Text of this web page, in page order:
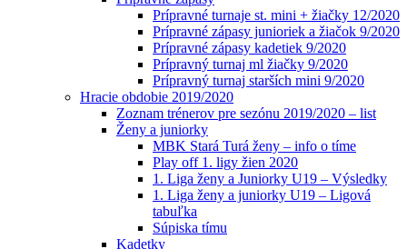
Prípravné turnaje st. mini + žiačky 12/2020
Prípravné zápasy junioriek a žiačok 9/2020
Prípravné zápasy kadetiek 9/2020
Prípravný turnaj ml žiačky 9/2020
Prípravný turnaj starších mini 9/2020
Hracie obdobie 2019/2020
Zoznam trénerov pre sezónu 2019/2020 – list
Ženy a juniorky
MBK Stará Turá ženy – info o tíme
Play off 1. ligy žien 2020
1. Liga ženy a Juniorky U19 – Výsledky
1. Liga ženy a juniorky U19 – Ligová
tabuľka
Súpiska tímu
Kadetky